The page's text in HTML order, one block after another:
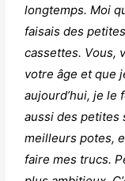
longtemps. Moi
faisais des
cassettes. Vous,
votre âge et que
aujourd’hui, je le
aussi des petites
meilleurs potes,
faire mes trucs.